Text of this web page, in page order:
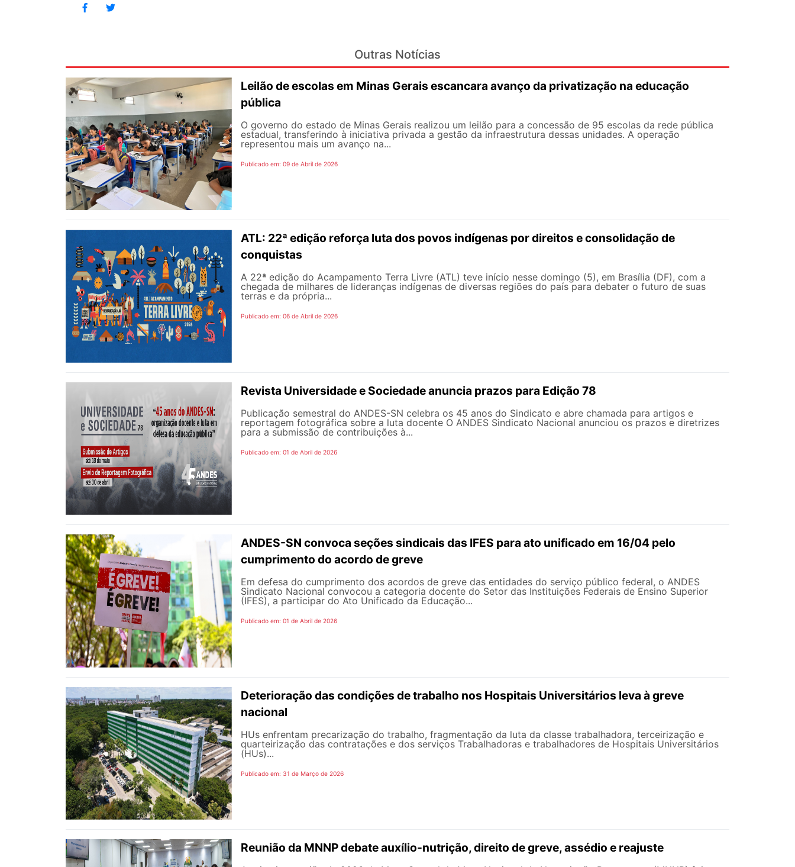
Outras Notícias
Leilão de escolas em Minas Gerais escancara avanço da privatização na educação
pública
O governo do estado de Minas Gerais realizou um leilão para a concessão de 95 escolas da rede pública
estadual, transferindo à iniciativa privada a gestão da infraestrutura dessas unidades. A operação
representou mais um avanço na...
Publicado em: 09 de Abril de 2026
ATL: 22ª edição reforça luta dos povos indígenas por direitos e consolidação de
conquistas
A 22ª edição do Acampamento Terra Livre (ATL) teve início nesse domingo (5), em Brasília (DF), com a
chegada de milhares de lideranças indígenas de diversas regiões do país para debater o futuro de suas
terras e da própria...
Publicado em: 06 de Abril de 2026
Revista Universidade e Sociedade anuncia prazos para Edição 78
Publicação semestral do ANDES-SN celebra os 45 anos do Sindicato e abre chamada para artigos e
reportagem fotográfica sobre a luta docente O ANDES Sindicato Nacional anunciou os prazos e diretrizes
para a submissão de contribuições à...
Publicado em: 01 de Abril de 2026
ANDES-SN convoca seções sindicais das IFES para ato unificado em 16/04 pelo
cumprimento do acordo de greve
Em defesa do cumprimento dos acordos de greve das entidades do serviço público federal, o ANDES
Sindicato Nacional convocou a categoria docente do Setor das Instituições Federais de Ensino Superior
(IFES), a participar do Ato Unificado da Educação...
Publicado em: 01 de Abril de 2026
Deterioração das condições de trabalho nos Hospitais Universitários leva à greve
nacional
HUs enfrentam precarização do trabalho, fragmentação da luta da classe trabalhadora, terceirização e
quarteirização das contratações e dos serviços Trabalhadoras e trabalhadores de Hospitais Universitários
(HUs)...
Publicado em: 31 de Março de 2026
Reunião da MNNP debate auxílio-nutrição, direito de greve, assédio e reajuste